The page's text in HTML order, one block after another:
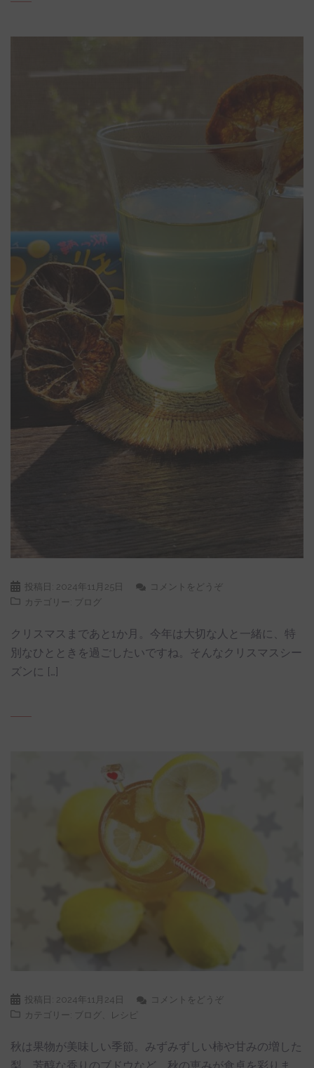
投稿日: 2024年11月25日
コメントをどうぞ
カテゴリー:
ブログ
クリスマスまであと1か月。今年は大切な人と一緒に、特
別なひとときを過ごしたいですね。そんなクリスマスシー
ズンに […]
投稿日: 2024年11月24日
コメントをどうぞ
カテゴリー:
ブログ レシピ
秋は果物が美味しい季節。みずみずしい柿や甘みの増した